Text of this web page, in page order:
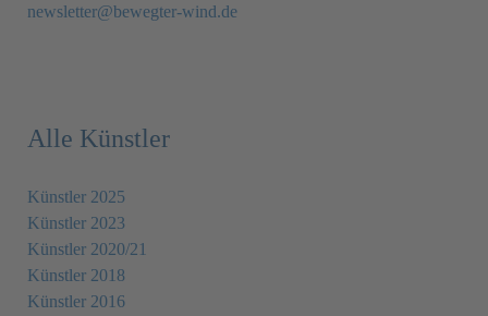
newsletter@bewegter-wind.de
Alle Künstler
Künstler 2025
Künstler 2023
Künstler 2020/21
Künstler 2018
Künstler 2016